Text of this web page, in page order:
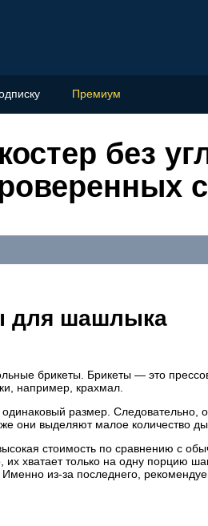
Премиум
без
для шашлыка
брикеты. Брикеты — это
например, крахмал.
одинаковый размер. Следовательно,
они выделяют малое количество
стоимость по сравнению с
их хватает только на одну порцию
из-за последнего,